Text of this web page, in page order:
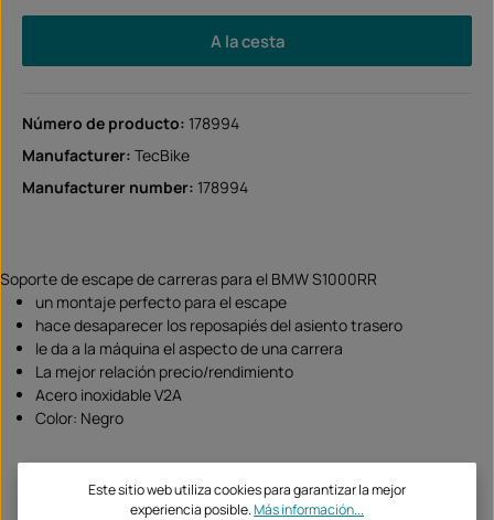
A la cesta
Número de producto: 178994
Manufacturer: TecBike
Manufacturer number: 178994
Soporte de escape de carreras para el BMW S1000RR
un montaje perfecto para el escape
hace desaparecer los reposapiés del asiento trasero
le da a la máquina el aspecto de una carrera
La mejor relación precio/rendimiento
Acero inoxidable V2A
Color: Negro
Este sitio web utiliza cookies para garantizar la mejor
experiencia posible.Más información...